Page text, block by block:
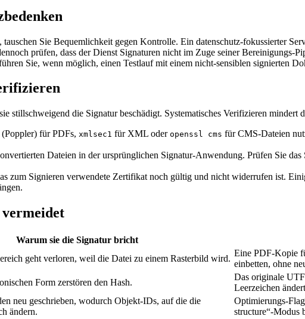
Sie Bequemlichkeit gegen Kontrolle. Ein datenschutz‑fokussierter
prüfen, dass der Dienst Signaturen nicht im Zuge seiner
Sie, wenn möglich, einen Testlauf mit einem nicht‑sensiblen signierten
stillschweigend die Signatur beschädigt. Systematisches Verifizieren mindert
(Poppler) für PDFs, xmlsec1 für XML oder openssl cms für CMS‑Dateien
Dateien in der ursprünglichen Signatur‑Anwendung. Prüfen Sie das
zum Signieren verwendete Zertifikat noch gültig und nicht widerrufen ist.
Warum sie die Signatur bricht
geht verloren, weil die Datei zu einem Rasterbild wird.
Eine PDF‑Kopie
einbetten, ohne
Form zerstören den Hash.
Das originale
Leerzeichen
neu geschrieben, wodurch Objekt‑IDs, auf die die
ändern.
structure“-Modus